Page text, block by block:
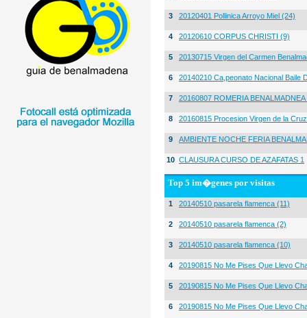
3 20120401 Pollinica Arroyo Miel (24)
4 20120610 CORPUS CHRISTI (9)
5 20130715 Virgen del Carmen
6 20140210 Ca,peonato Nacional Baile
7 20160807 ROMERIA
8 20160815 Procesion Virgen de la
9 AMBIENTE NOCHE FERIA
10 CLAUSURA CURSO DE AZAFATAS 1
Top 5 im�genes por visitas
1 20140510 pasarela flamenca (11)
2 20140510 pasarela flamenca (2)
3 20140510 pasarela flamenca (10)
4 20190815 No Me Pises Que Llevo
5 20190815 No Me Pises Que Llevo
6 20190815 No Me Pises Que Llevo